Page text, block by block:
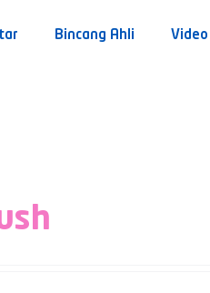
Bincang Ahli Video